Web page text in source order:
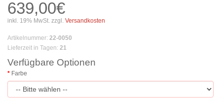
639,00€
inkl. 19% MwSt. zzgl. Versandkosten
Artikelnummer: 22-0050
Lieferzeit in Tagen: 21
Verfügbare Optionen
Farbe